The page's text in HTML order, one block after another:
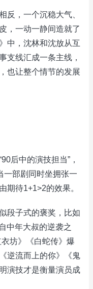
，一个沉稳大气、
，一动一静间造就了
中，沈林和沈放从互
支线汇成一条主线，
也让整个情节的发展
后中的演技担当”，
一部剧同时坐拥张一
期待1+1>2的效果。
子式的褒奖，比如
中年大叔的逆袭之
坊》《白蛇传》爆
逆流而上的你》《鬼
演技才是衡量演员成